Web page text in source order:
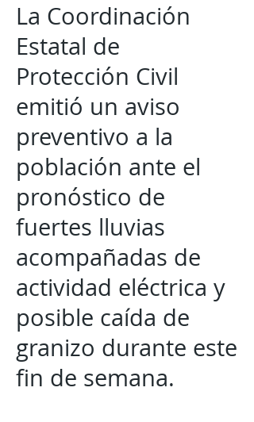
La Coordinación
Estatal de
Protección Civil
emitió un aviso
preventivo a la
población ante el
pronóstico de
fuertes lluvias
acompañadas de
actividad eléctrica y
posible caída de
granizo durante este
fin de semana.